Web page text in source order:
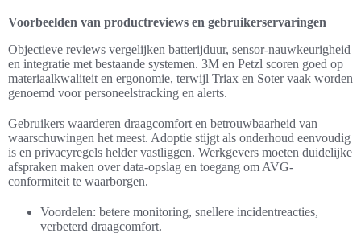
Voorbeelden van productreviews en gebruikerservaringen
Objectieve reviews vergelijken batterijduur, sensor-nauwkeurigheid
en integratie met bestaande systemen. 3M en Petzl scoren goed op
materiaalkwaliteit en ergonomie, terwijl Triax en Soter vaak worden
genoemd voor personeelstracking en alerts.
Gebruikers waarderen draagcomfort en betrouwbaarheid van
waarschuwingen het meest. Adoptie stijgt als onderhoud eenvoudig
is en privacyregels helder vastliggen. Werkgevers moeten duidelijke
afspraken maken over data-opslag en toegang om AVG-
conformiteit te waarborgen.
Voordelen: betere monitoring, snellere incidentreacties,
verbeterd draagcomfort.